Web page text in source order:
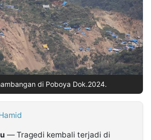
di Poboya Dok.2024.
— Tragedi kembali terjadi di